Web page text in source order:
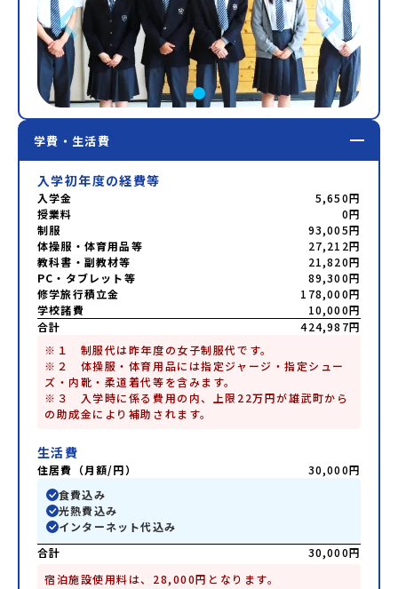
学費・生活費
入学初年度の経費等
入学金
5,650円
授業料
0円
制服
93,005円
体操服・体育用品等
27,212円
教科書・副教材等
21,820円
PC・タブレット等
89,300円
修学旅行積立金
178,000円
学校諸費
10,000円
合計
424,987円
※１　制服代は昨年度の女子制服代です。
※２　体操服・体育用品には指定ジャージ・指定シュー
ズ・内靴・柔道着代等を含みます。
※３　入学時に係る費用の内、上限22万円が雄武町から
の助成金により補助されます。
生活費
住居費（月額/円）
30,000円
食費込み
光熱費込み
インターネット代込み
合計
30,000円
宿泊施設使用料は、28,000円となります。